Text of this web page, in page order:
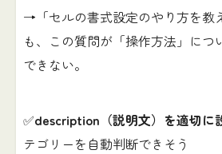
→「セルの書式設定のやり方を教
も、この質問が「操作方法」につ
できない。
✅description（説明文）を適切に
テゴリーを自動判断できそう